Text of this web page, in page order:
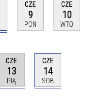
CZE
9
PON
CZE
10
WTO
CZE
13
PIĄ
CZE
14
SOB